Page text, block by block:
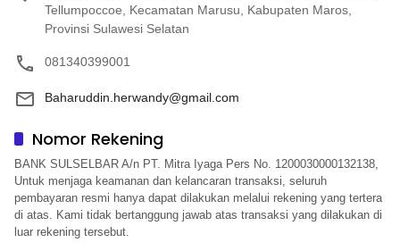
Tellumpoccoe, Kecamatan Marusu, Kabupaten Maros,
Provinsi Sulawesi Selatan
081340399001
Baharuddin.herwandy@gmail.com
Nomor Rekening
BANK SULSELBAR A/n PT. Mitra Iyaga Pers No. 1200030000132138,
Untuk menjaga keamanan dan kelancaran transaksi, seluruh
pembayaran resmi hanya dapat dilakukan melalui rekening yang tertera
di atas. Kami tidak bertanggung jawab atas transaksi yang dilakukan di
luar rekening tersebut.